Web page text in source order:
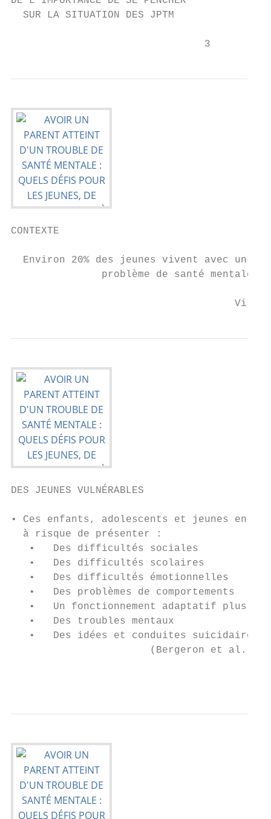
  SUR LA SITUATION DES JPTM
                                3
CONTEXTE
Environ 20% des jeunes vivent avec un
               problème de santé mentale
DES JEUNES VULNÉRABLES
• Ces enfants, adolescents et jeunes en
  à risque de présenter :
   •   Des difficultés sociales
   •   Des difficultés scolaires
   •   Des difficultés émotionnelles
   •   Des problèmes de comportements
•   Un fonctionnement adaptatif plus
   •   Des troubles mentaux
   •   Des idées et conduites suicidaires
(Bergeron et al.,